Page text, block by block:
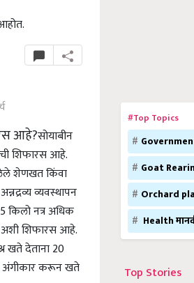
आहे?सोयाबीन
शिफारस आहे.
शेणखत किंवा
व्यवस्थापन
किलो नत्र अधिक
अशी शिफारस आहे.
खते देताना 20
अंगीकार करून खते
#Top Topics
Goat
Orchard
Health
Top Stories